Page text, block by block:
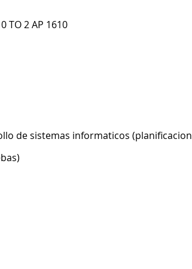
TO 2 AP 1610
de sistemas informaticos (planificacion